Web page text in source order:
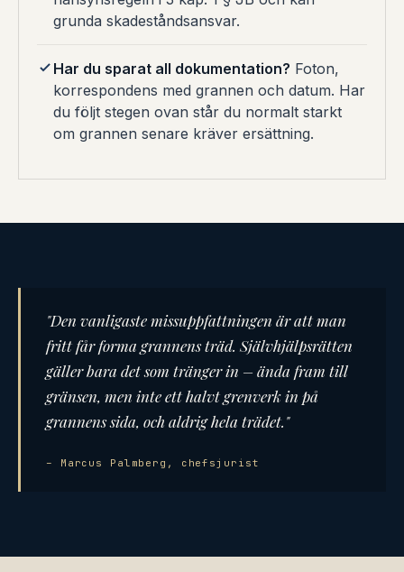
grunda skadeståndsansvar.
Har du sparat all dokumentation? Foton,
korrespondens med grannen och datum. Har
du följt stegen ovan står du normalt starkt
om grannen senare kräver ersättning.
"Den vanligaste missuppfattningen är att man
fritt får forma grannens träd. Självhjälpsrätten
gäller bara det som tränger in – ända fram till
gränsen, men inte ett halvt grenverk in på
grannens sida, och aldrig hela trädet."
– Marcus Palmberg, chefsjurist